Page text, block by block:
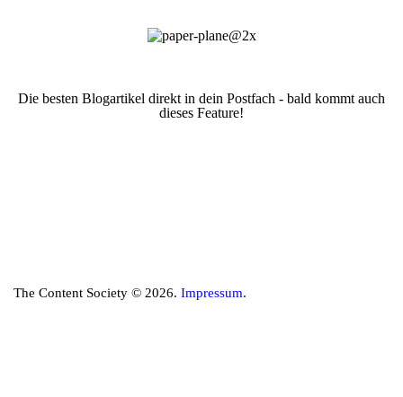
Die besten Blogartikel direkt in dein Postfach - bald kommt auch
dieses Feature!
The Content Society © 2026. Impressum.